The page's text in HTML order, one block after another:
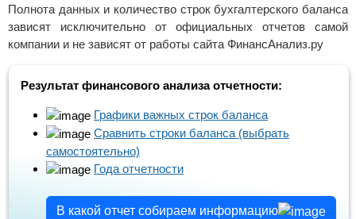
Полнота данных и количество строк бухгалтерского баланса
зависят исключительно от официальных отчетов самой
компании и не зависят от работы сайта ФинансАнализ.ру
Результат финансового анализа отчетности:
Графики важных строк баланса
Сравнить строки баланса (выбрать
самостоятельно)
Года отчетности
В какой отчет собираем информацию